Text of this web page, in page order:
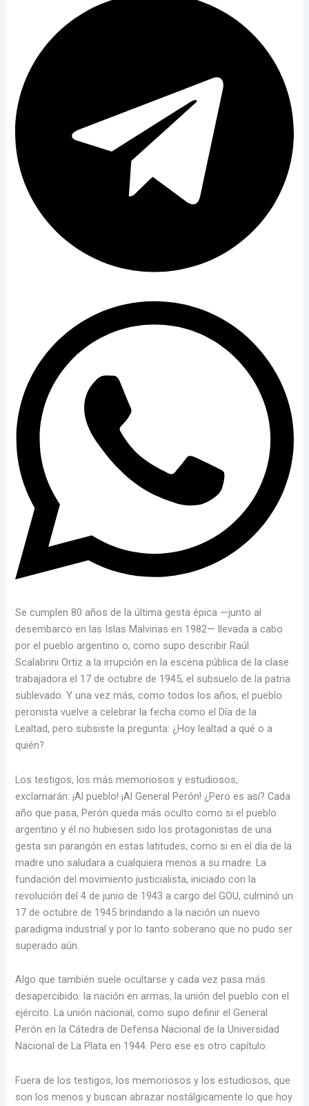
Se cumplen 80 años de la última gesta épica —junto al
desembarco en las Islas Malvinas en 1982— llevada a cabo
por el pueblo argentino o, como supo describir Raúl
Scalabrini Ortiz a la irrupción en la escena pública de la clase
trabajadora el 17 de octubre de 1945, el subsuelo de la patria
sublevado. Y una vez más, como todos los años, el pueblo
peronista vuelve a celebrar la fecha como el Día de la
Lealtad, pero subsiste la pregunta: ¿Hoy lealtad a qué o a
quién?
Los testigos, los más memoriosos y estudiosos,
exclamarán: ¡Al pueblo! ¡Al General Perón! ¿Pero es así? Cada
año que pasa, Perón queda más oculto como si el pueblo
argentino y él no hubiesen sido los protagonistas de una
gesta sin parangón en estas latitudes, como si en el día de la
madre uno saludara a cualquiera menos a su madre. La
fundación del movimiento justicialista, iniciado con la
revolución del 4 de junio de 1943 a cargo del GOU, culminó un
17 de octubre de 1945 brindando a la nación un nuevo
paradigma industrial y por lo tanto soberano que no pudo ser
superado aún.
Algo que también suele ocultarse y cada vez pasa más
desapercibido: la nación en armas, la unión del pueblo con el
ejército. La unión nacional, como supo definir el General
Perón en la Cátedra de Defensa Nacional de la Universidad
Nacional de La Plata en 1944. Pero ese es otro capítulo.
Fuera de los testigos, los memoriosos y los estudiosos, que
son los menos y buscan abrazar nostálgicamente lo que hoy